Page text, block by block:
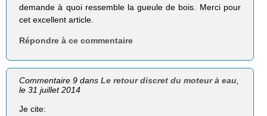
demande à quoi ressemble la gueule de bois. Merci pour
cet excellent article.
Répondre à ce commentaire
Commentaire 9 dansLe retour discret du moteur à eau
le 31 juillet 2014
Je cite: